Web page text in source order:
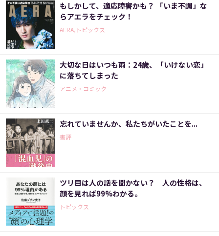
もしかして、適応障害かも？ 「いま不調」な
らアエラをチェック！
AERA,トピックス
大切な日はいつも雨：24歳、「いけない恋」
に落ちてしまった
アニメ・コミック
忘れていませんか、私たちがいたことを...
書評
ツリ目は人の話を聞かない？ 人の性格は、
顔を見れば99%わかる。
トピックス